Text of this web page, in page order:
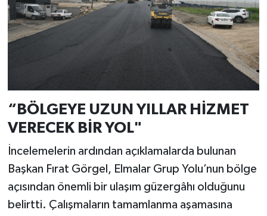
“BÖLGEYE UZUN YILLAR HİZMET
VERECEK BİR YOL"
İncelemelerin ardından açıklamalarda bulunan
Başkan Fırat Görgel, Elmalar Grup Yolu’nun bölge
açısından önemli bir ulaşım güzergâhı olduğunu
belirtti. Çalışmaların tamamlanma aşamasına